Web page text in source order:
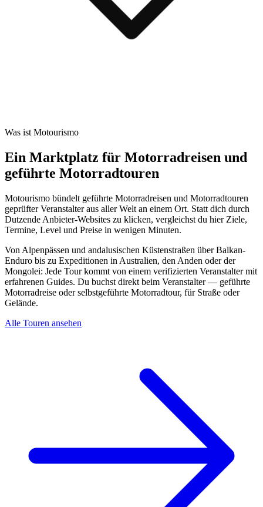
Was ist Motourismo
Ein Marktplatz für Motorradreisen und
geführte Motorradtouren
Motourismo bündelt geführte Motorradreisen und Motorradtouren
geprüfter Veranstalter aus aller Welt an einem Ort. Statt dich durch
Dutzende Anbieter-Websites zu klicken, vergleichst du hier Ziele,
Termine, Level und Preise in wenigen Minuten.
Von Alpenpässen und andalusischen Küstenstraßen über Balkan-
Enduro bis zu Expeditionen in Australien, den Anden oder der
Mongolei: Jede Tour kommt von einem verifizierten Veranstalter mit
erfahrenen Guides. Du buchst direkt beim Veranstalter — geführte
Motorradreise oder selbstgeführte Motorradtour, für Straße oder
Gelände.
Alle Touren ansehen